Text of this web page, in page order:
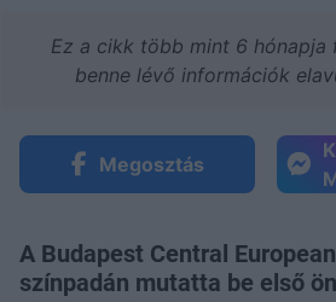
Ez a cikk több mint 6 hónapja
benne lévő információk
Megosztás
A Budapest Central
színpadán mutatta be első